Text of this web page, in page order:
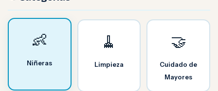
👶
Niñeras
🧹
Limpieza
🤝
Cuidado de
Mayores